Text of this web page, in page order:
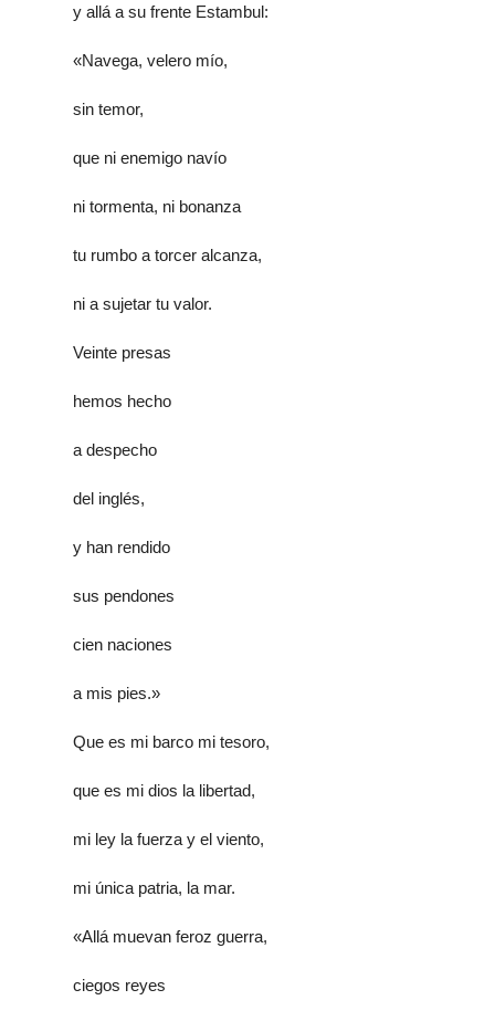
y allá a su frente Estambul:
«Navega, velero mío,
sin temor,
que ni enemigo navío
ni tormenta, ni bonanza
tu rumbo a torcer alcanza,
ni a sujetar tu valor.
Veinte presas
hemos hecho
a despecho
del inglés,
y han rendido
sus pendones
cien naciones
a mis pies.»
Que es mi barco mi tesoro,
que es mi dios la libertad,
mi ley la fuerza y el viento,
mi única patria, la mar.
«Allá muevan feroz guerra,
ciegos reyes